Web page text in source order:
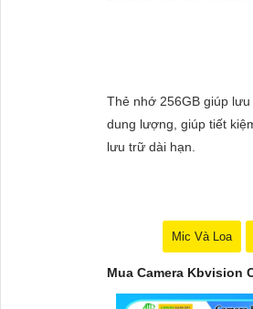
"Tìm kiếm sự an toàn
hàng đầu, Camera
Thẻ nhớ 256GB giúp
dung lượng, giúp tiết
lưu trữ dài hạn.
Mic Và Loa
Mua Camera Kbvision